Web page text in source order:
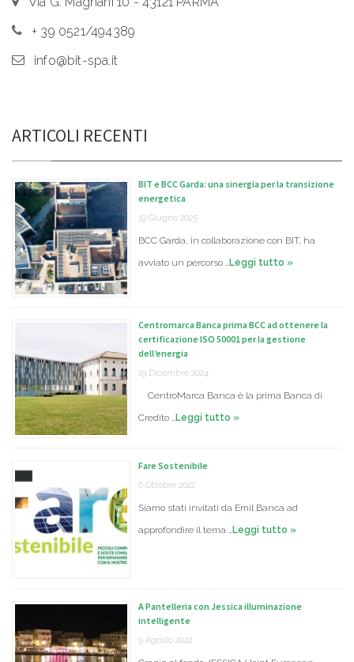
+ 39 0521/494389
info@bit-spa.it
ARTICOLI RECENTI
BIT e BCC Garda: una sinergia per la transizione
energetica
19 Giugno 2025
BCC Garda, in collaborazione con BIT, ha
avviato un percorso … Leggi tutto »
Centromarca Banca prima BCC ad ottenere la
certificazione ISO 50001 per la gestione
dell’energia
19 Dicembre 2024
CentroMarca Banca è la prima Banca di
Credito … Leggi tutto »
Fare Sostenibile
6 Ottobre 2022
Siamo stati invitati da Emil Banca ad
approfondire il tema … Leggi tutto »
A Pantelleria con Jessica illuminazione
intelligente
9 Agosto 2022